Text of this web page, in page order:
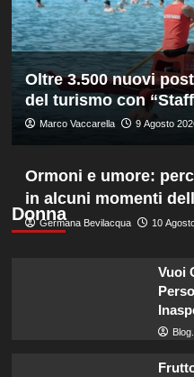
in
rimonta
Oltre 3.500 nuovi
del turismo con
Marco Vaccarella 9 Agosto
Donna
Ormoni e umore:
in alcuni momenti
Germana Bevilacqua 10
Vuoi